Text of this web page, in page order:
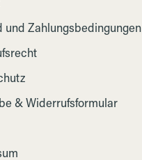
und Zahlungsbedingungen
& Widerrufsformular